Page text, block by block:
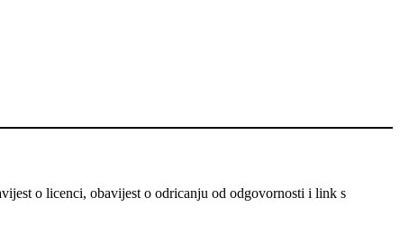
o licenci, obavijest o odricanju od odgovornosti i link s